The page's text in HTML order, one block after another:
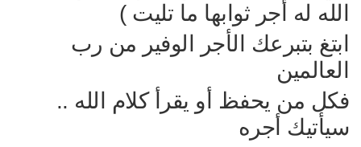
الله له أجر ثوابها ما تليت )
ابتغ بتبرعك الأجر الوفير من رب
العالمين
فكل من يحفظ أو يقرأ كلام الله ..
سيأتيك أجره